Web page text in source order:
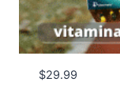
$29.99